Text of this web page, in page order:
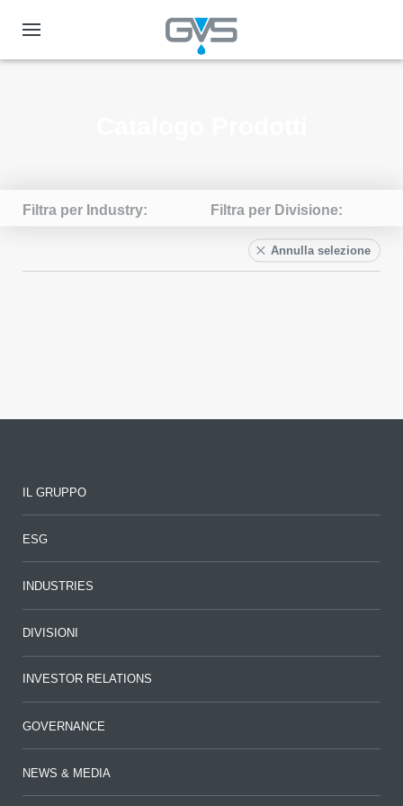
Filtra per Industry Filtra per Divisione
Annulla selezione
IL GRUPPO
ESG
INDUSTRIES
DIVISIONI
INVESTOR RELATIONS
GOVERNANCE
NEWS & MEDIA